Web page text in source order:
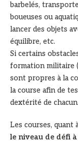
barbelés,
boueuses ou
lancer des objets
équilibre, etc.
Si certains
formation militaire
sont propres à la
la course afin de
dextérité de chacun.
Les courses, quant
le niveau de défi